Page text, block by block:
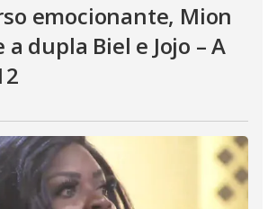
emocionante, Mion
dupla Biel e Jojo – A